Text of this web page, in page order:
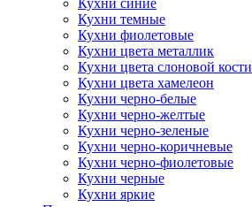
Кухни синие
Кухни темные
Кухни фиолетовые
Кухни цвета металлик
Кухни цвета слоновой кости
Кухни цвета хамелеон
Кухни черно-белые
Кухни черно-желтые
Кухни черно-зеленые
Кухни черно-коричневые
Кухни черно-фиолетовые
Кухни черные
Кухни яркие